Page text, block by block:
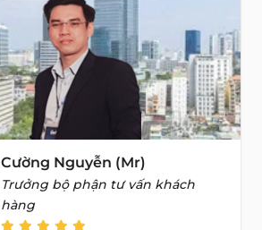
Cường Nguyễn (Mr)
Trưởng bộ phận tư vấn khách
hàng